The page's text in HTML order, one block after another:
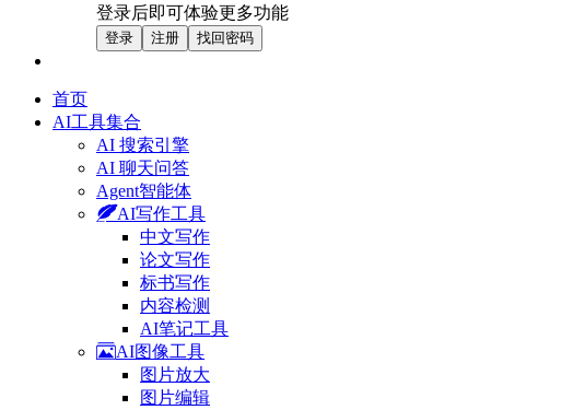
登录后即可体验更多功能
登录 注册 找回密码
首页
AI工具集合
AI 搜索引擎
AI 聊天问答
Agent智能体
AI写作工具
中文写作
论文写作
标书写作
内容检测
AI笔记工具
AI图像工具
图片放大
图片编辑